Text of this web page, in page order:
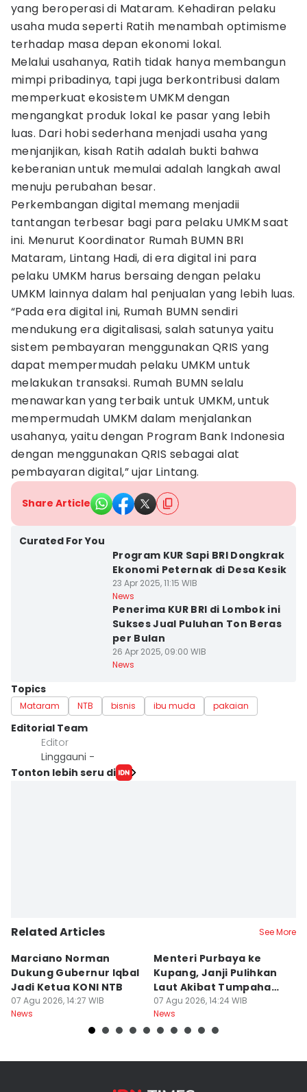
yang beroperasi di Mataram. Kehadiran pelaku
usaha muda seperti Ratih menambah optimisme
terhadap masa depan ekonomi lokal.
Melalui usahanya, Ratih tidak hanya membangun
mimpi pribadinya, tapi juga berkontribusi dalam
memperkuat ekosistem UMKM dengan
mengangkat produk lokal ke pasar yang lebih
luas. Dari hobi sederhana menjadi usaha yang
menjanjikan, kisah Ratih adalah bukti bahwa
keberanian untuk memulai adalah langkah awal
menuju perubahan besar.
Perkembangan digital memang menjadii
tantangan terbesar bagi para pelaku UMKM saat
ini. Menurut Koordinator Rumah BUMN BRI
Mataram, Lintang Hadi, di era digital ini para
pelaku UMKM harus bersaing dengan pelaku
UMKM lainnya dalam hal penjualan yang lebih luas.
“Pada era digital ini, Rumah BUMN sendiri
mendukung era digitalisasi, salah satunya yaitu
sistem pembayaran menggunakan QRIS yang
dapat mempermudah pelaku UMKM untuk
melakukan transaksi. Rumah BUMN selalu
menawarkan yang terbaik untuk UMKM, untuk
mempermudah UMKM dalam menjalankan
usahanya, yaitu dengan Program Bank Indonesia
dengan menggunakan QRIS sebagai alat
pembayaran digital,” ujar Lintang.
Share Article
Curated For You
Program KUR Sapi BRI Dongkrak
Ekonomi Peternak di Desa Kesik
23 Apr 2025, 11:15 WIB
News
Penerima KUR BRI di Lombok ini
Sukses Jual Puluhan Ton Beras
per Bulan
26 Apr 2025, 09:00 WIB
News
Topics
Mataram NTB bisnis ibu muda pakaian
Editorial Team
Editor
Linggauni -
Tonton lebih seru di
Related Articles See More
Marciano Norman
Dukung Gubernur Iqbal
Jadi Ketua KONI NTB
07 Agu 2026, 14:27 WIB
News
Menteri Purbaya ke
Kupang, Janji Pulihkan
Laut Akibat Tumpahan
Minyak Montara
07 Agu 2026, 14:24 WIB
News